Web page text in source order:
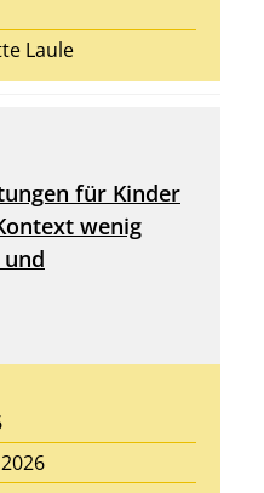
Laule
für Kinder
wenig